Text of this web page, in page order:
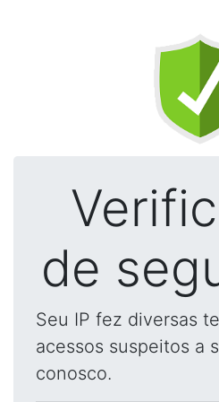
de
Seu IP fez diversas
acessos suspeitos a
conosco.